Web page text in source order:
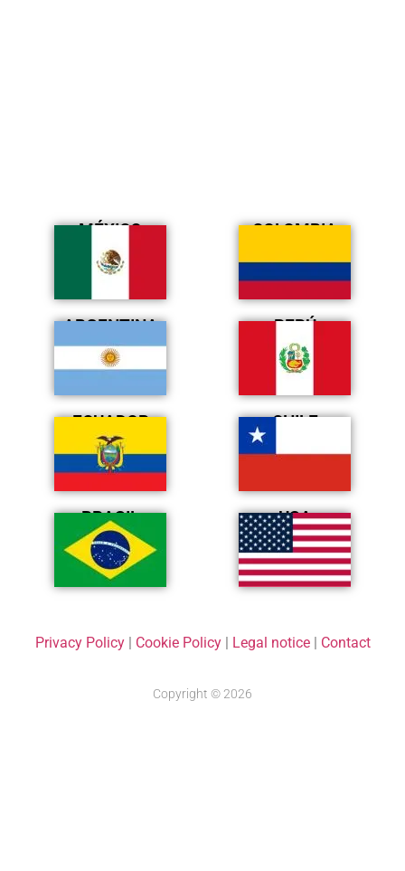
MÉXICO COLOMBIA
ARGENTINA PERÚ
ECUADOR CHILE
BRASIL USA
Privacy Policy| Cookie Policy| Legal notice| Contact
Copyright © 2026